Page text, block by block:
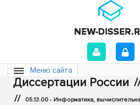
Меню сайта
Диссертации России
// 05.13.00 - Информатика,